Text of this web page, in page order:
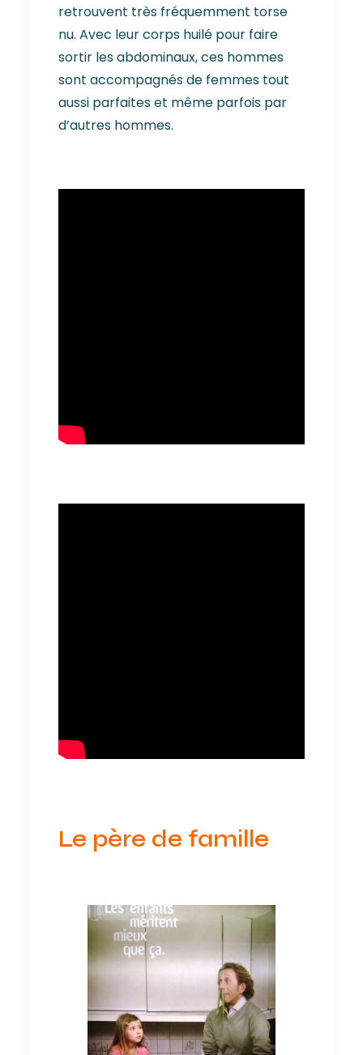
retrouvent très fréquemment torse
nu. Avec leur corps huilé pour faire
sortir les abdominaux, ces hommes
sont accompagnés de femmes tout
aussi parfaites et même parfois par
d’autres hommes.
Le père de famille